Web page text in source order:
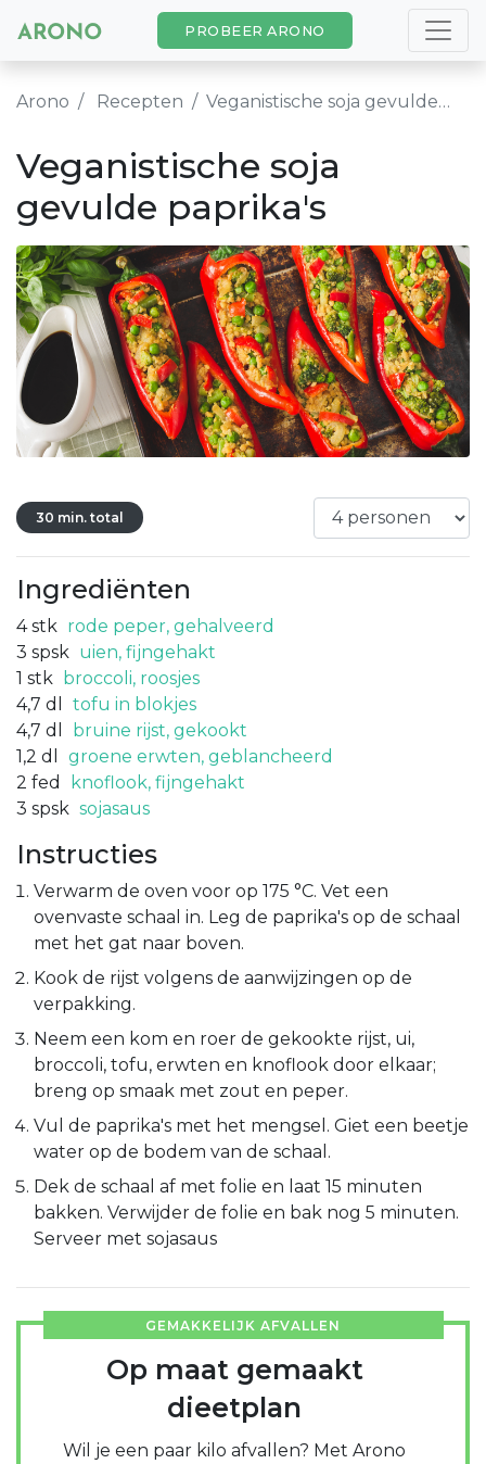
PROBEER ARONO
Arono Recepten Veganistische soja gevulde paprika's
Veganistische soja
gevulde paprika's
30 min. total
Ingrediënten
4 stk rode peper, gehalveerd
3 spsk uien, fijngehakt
1 stk broccoli, roosjes
4,7 dl
tofu in blokjes
4,7 dl
bruine rijst, gekookt
1,2 dl
groene erwten, geblancheerd
2 fed
knoflook, fijngehakt
3 spsk sojasaus
Instructies
Verwarm de oven voor op 175 °C. Vet een
ovenvaste schaal in. Leg de paprika's op de schaal
met het gat naar boven.
Kook de rijst volgens de aanwijzingen op de
verpakking.
Neem een kom en roer de gekookte rijst, ui,
broccoli, tofu, erwten en knoflook door elkaar;
breng op smaak met zout en peper.
Vul de paprika's met het mengsel. Giet een beetje
water op de bodem van de schaal.
Dek de schaal af met folie en laat 15 minuten
bakken. Verwijder de folie en bak nog 5 minuten.
Serveer met sojasaus
GEMAKKELIJK AFVALLEN
Op maat gemaakt
dieetplan
Wil je een paar kilo afvallen? Met Arono